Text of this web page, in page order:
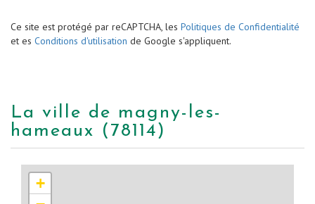
Ce site est protégé par reCAPTCHA, les Politiques de Confidentialité
et es Conditions d'utilisation de Google s'appliquent.
la ville de magny-les-
hameaux (78114)
+